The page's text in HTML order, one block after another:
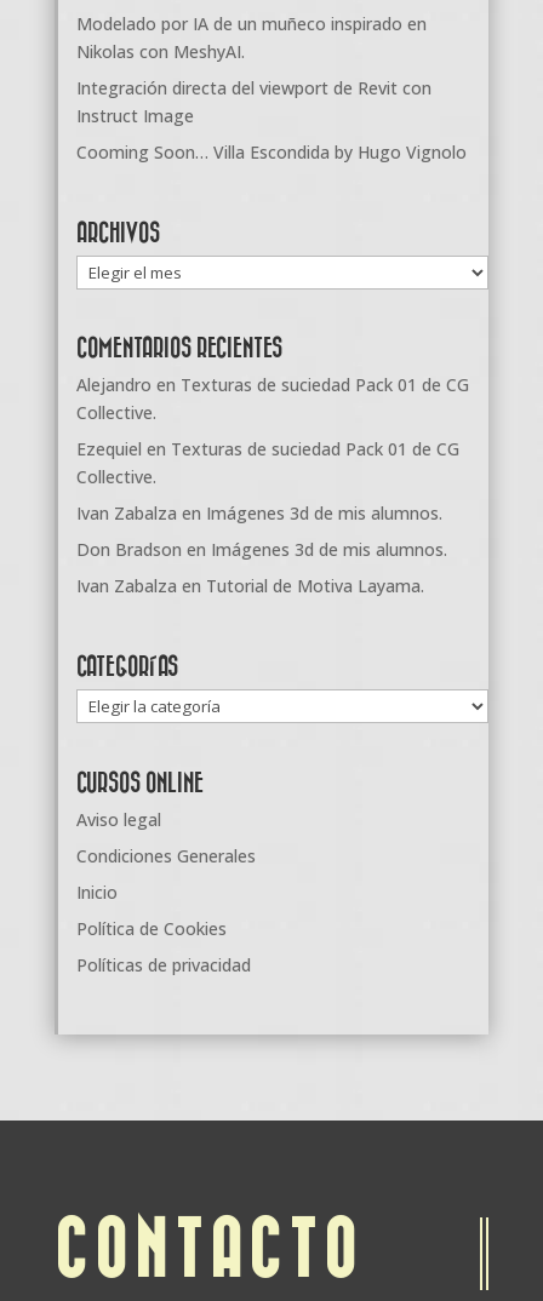
Modelado por IA de un muñeco inspirado en
Nikolas con MeshyAI.
Integración directa del viewport de Revit con
Instruct Image
Cooming Soon… Villa Escondida by Hugo Vignolo
ARCHIVOS
Archivos
COMENTARIOS RECIENTES
Alejandro en Texturas de suciedad Pack 01 de CG
Collective.
Ezequiel en Texturas de suciedad Pack 01 de CG
Collective.
Ivan Zabalza en Imágenes 3d de mis alumnos.
Don Bradson en Imágenes 3d de mis alumnos.
Ivan Zabalza en Tutorial de Motiva Layama.
CATEGORÍAS
Categorías
CURSOS ONLINE
Aviso legal
Condiciones Generales
Inicio
Política de Cookies
Políticas de privacidad
CONTACTO